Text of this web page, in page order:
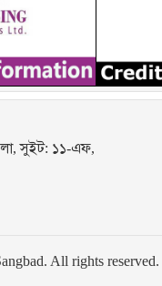
সুইট: ১১-এফ,
All rights reserved.